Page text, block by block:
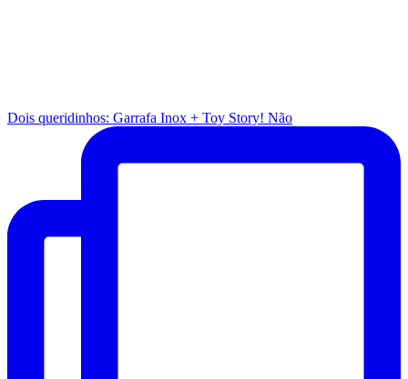
Dois queridinhos: Garrafa Inox + Toy Story! Não